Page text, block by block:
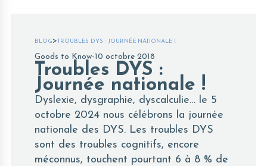
BLOG>TROUBLES DYS : JOURNÉE NATIONALE !
Goods to Know-10 octobre 2018
Troubles DYS :
Journée nationale !
Dyslexie, dysgraphie, dyscalculie… le 5
octobre 2024 nous célébrons la journée
nationale des DYS. Les troubles DYS
sont des troubles cognitifs, encore
méconnus, touchent pourtant 6 à 8 % de